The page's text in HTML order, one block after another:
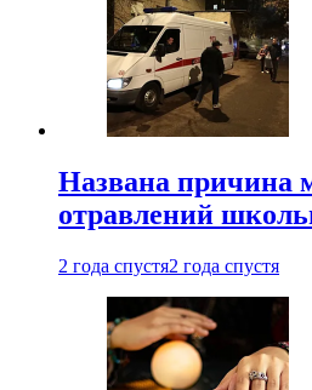
Названа причина
отравлений
2 года спустя2 года спустя